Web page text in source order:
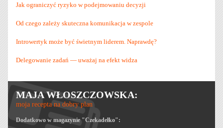
Jak ograniczyć ryzyko w podejmowaniu decyzji
Od czego zależy skuteczna komunikacja w zespole
Introwertyk może być świetnym liderem. Naprawdę?
Delegowanie zadań — uważaj na efekt widza
MAJA WŁOSZCZOWSKA:
moja recepta na dobry plan
Dodatkowo w magazynie "Czekadełko":